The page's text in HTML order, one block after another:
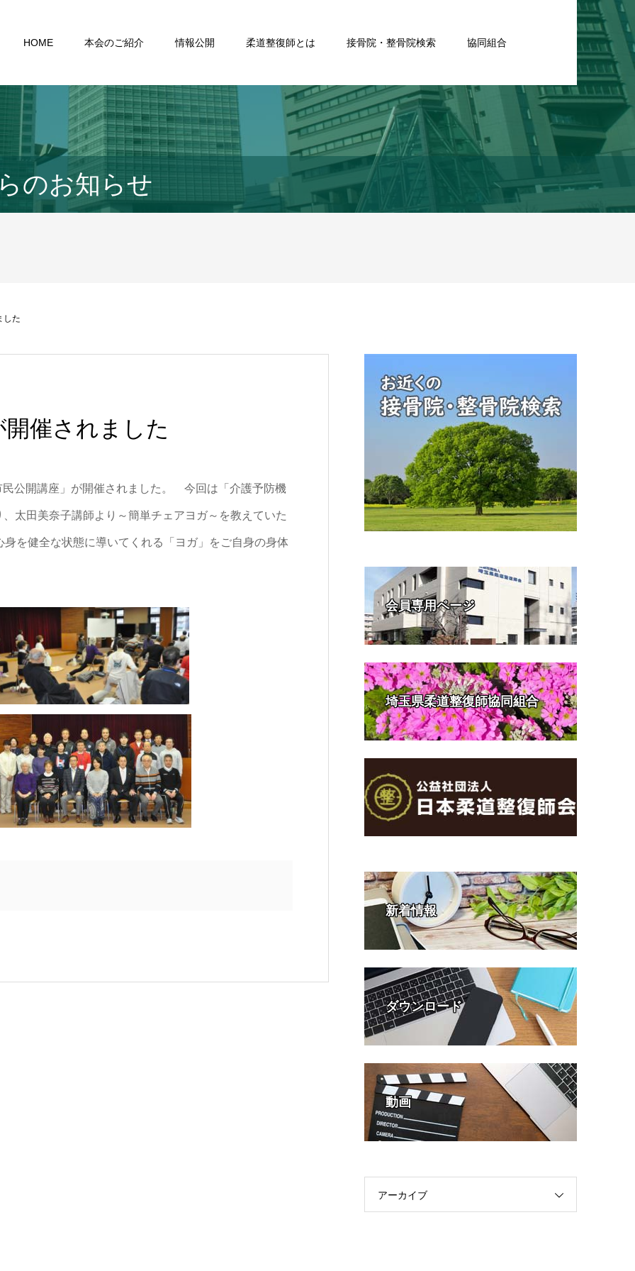
HOME 本会のご紹介 情報公開 柔道整復師とは 接骨院・整骨院検索 協同組合
のお知らせ
した
催されました
公開講座」が開催されました。 今回は「介護予防機
太田美奈子講師より～簡単チェアヨガ～を教えていた
を健全な状態に導いてくれる「ヨガ」をご自身の身体
会員専用ページ
埼玉県柔道整復師協同組合
新着情報
ダウンロード
動画
アーカイブ